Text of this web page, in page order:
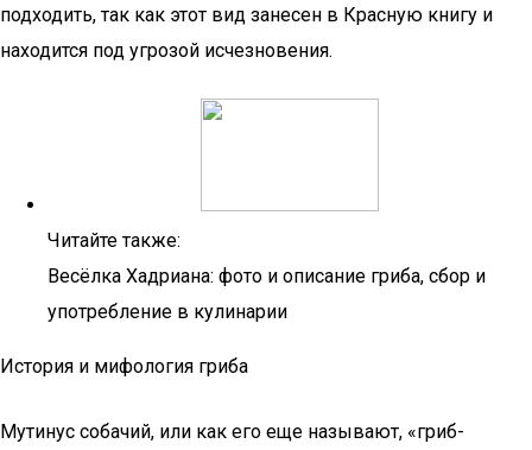
подходить, так как этот вид занесен в Красную книгу и
находится под угрозой исчезновения.
Читайте также:
Весёлка Хадриана: фото и описание гриба, сбор и
употребление в кулинарии
История и мифология гриба
Мутинус собачий, или как его еще называют, «гриб-